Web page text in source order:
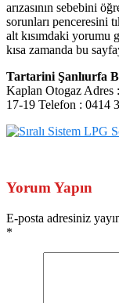
arızasının sebebini
sorunları penceresini
alt kısımdaki yorumu
kısa zamanda bu
Tartarini Şanlıurfa
Kaplan Otogaz Adres
17-19 Telefon : 0414
Yorum Yapın
E-posta adresiniz
*